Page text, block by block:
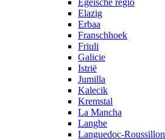
Egeische regio
Elazig
Erbaa
Franschhoek
Friuli
Galicie
Istrië
Jumilla
Kalecik
Kremstal
La Mancha
Langhe
Languedoc-Roussillon